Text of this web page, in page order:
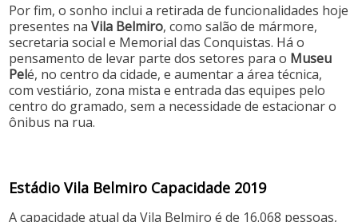
Por fim, o sonho inclui a retirada de funcionalidades hoje
presentes naVila Belmiro, como salão de mármore,
secretaria social e Memorial das Conquistas. Há o
pensamento de levar parte dos setores para o Museu
Pelé, no centro da cidade, e aumentar a área técnica,
com vestiário, zona mista e entrada das equipes pelo
centro do gramado, sem a necessidade de estacionar o
ônibus na rua.
Estádio Vila Belmiro Capacidade 2019
Acapacidade atual da Vila Belmiro é de 16.068 pessoas,